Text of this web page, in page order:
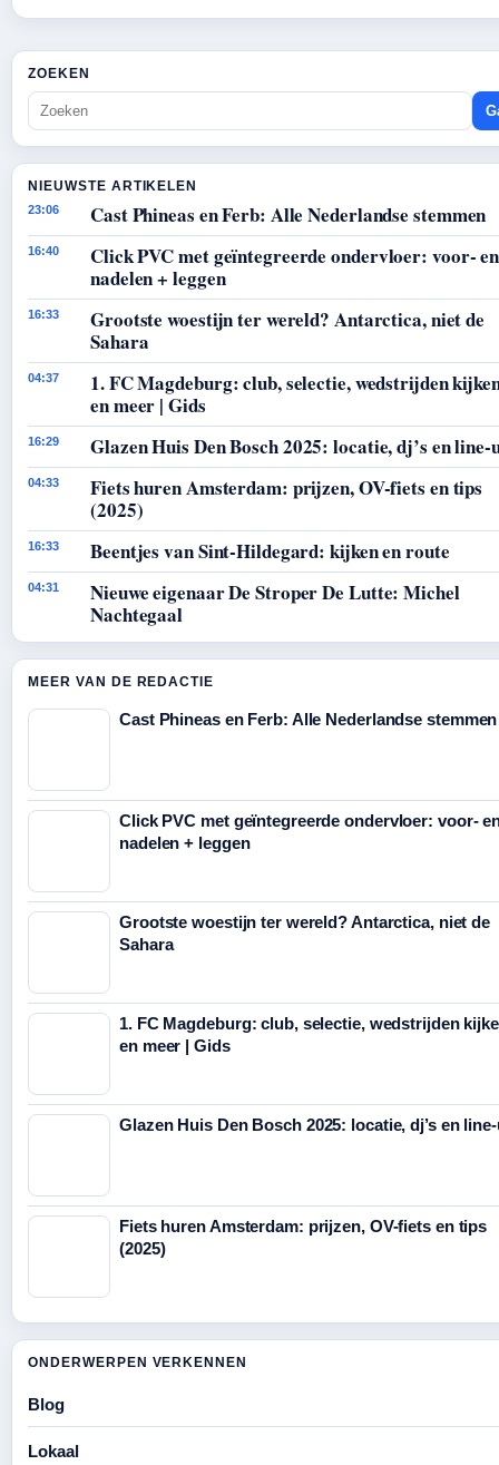
ZOEKEN
NIEUWSTE ARTIKELEN
23:06 Cast Phineas en Ferb: Alle Nederlandse stemmen
16:40
Click PVC met geïntegreerde ondervloer: voor- en
nadelen + leggen
16:33
Grootste woestijn ter wereld? Antarctica, niet de
Sahara
04:37
1. FC Magdeburg: club, selectie, wedstrijden
en meer | Gids
16:29 Glazen Huis Den Bosch 2025: locatie, dj’s en line-
04:33
Fiets huren Amsterdam: prijzen, OV-fiets en tips
(2025)
16:33 Beentjes van Sint-Hildegard: kijken en route
04:31
Nieuwe eigenaar De Stroper De Lutte: Michel
Nachtegaal
MEER VAN DE REDACTIE
Cast Phineas en Ferb: Alle Nederlandse stemmen
Click PVC met geïntegreerde ondervloer: voor-
nadelen + leggen
Grootste woestijn ter wereld? Antarctica, niet de
Sahara
1. FC Magdeburg: club, selectie, wedstrijden
en meer | Gids
Glazen Huis Den Bosch 2025: locatie, dj’s en
Fiets huren Amsterdam: prijzen, OV-fiets en tips
(2025)
ONDERWERPEN VERKENNEN
Blog
Lokaal